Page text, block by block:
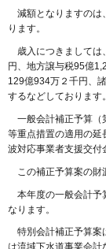
減額となりますのは
ります。
歳入につきましては
円、地方譲与税95億
129億934万２千円、
するなどしております。
一般会計補正予算（
等重点措置の適用の延
波対応事業者支援交付
この補正予算案の財
本年度の一般会計予
なります。
特別会計補正予算案